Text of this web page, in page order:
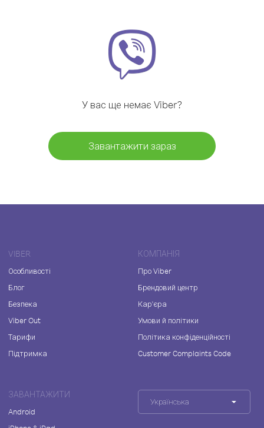
У вас ще немає Viber?
Завантажити зараз
VIBER
Особливості
Блог
Безпека
Viber Out
Тарифи
Підтримка
КОМПАНІЯ
Про Viber
Брендовий центр
Кар'єра
Умови й політики
Політика конфіденційності
Customer Complaints Code
ЗАВАНТАЖИТИ
Android
Українська